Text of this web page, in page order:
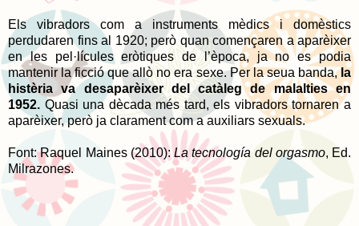
Els vibradors com a instruments mèdics i domèstics
perdudaren fins al 1920; però quan començaren a aparèixer
en les pel·lícules eròtiques de l’època, ja no es podia
mantenir la ficció que allò no era sexe. Per la seua banda,la
histèria va desaparèixer del catàleg de malalties en
1952. Quasi una dècada més tard, els vibradors tornaren a
aparèixer, però ja clarament com a auxiliars sexuals.
Font: Raquel Maines (2010):La tecnología del orgasmo, Ed.
Milrazones.